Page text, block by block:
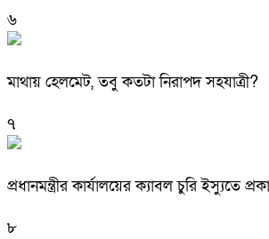
৬
মাথায় হেলমেট, তবু কতটা নিরাপদ সহযাত্রী?
৭
প্রধানমন্ত্রীর কার্যালয়ের ক্যাবল চুরি
৮